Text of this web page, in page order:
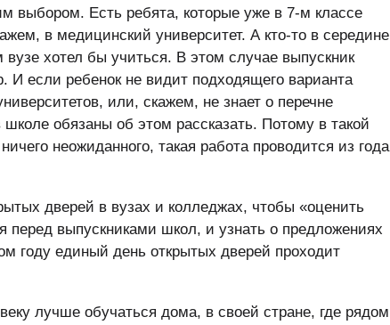
выбором. Есть ребята, которые уже в 7-м классе
в медицинский университет. А кто-то в середине
хотел бы учиться. В этом случае выпускник
И если ребенок не видит подходящего варианта
или, скажем, не знает о перечне
обязаны об этом рассказать. Потому в такой
неожиданного, такая работа проводится из года
дверей в вузах и колледжах, чтобы «оценить
перед выпускниками школ, и узнать о предложениях
году единый день открытых дверей проходит
лучше обучаться дома, в своей стране, где рядом